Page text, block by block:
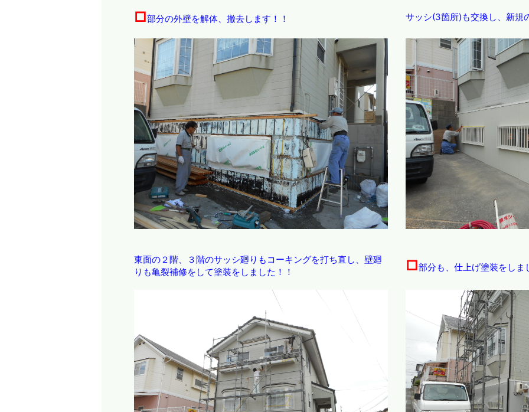
□部分の外壁を解体、撤去します！！ サッシ(3箇所)も交換し、新規
東面の２階、３階のサッシ廻りもコーキングを打ち直し、壁廻
りも亀裂補修をして塗装をしました！！
□部分も、仕上げ塗装をしま